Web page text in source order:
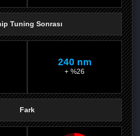
Tuning Sonrası
240 nm
+ %26
Fark